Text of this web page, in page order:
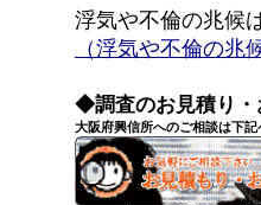
浮気や不倫の兆候
（浮気や不倫の兆
◆調査のお見積り
大阪府興信所へのご相談は下記